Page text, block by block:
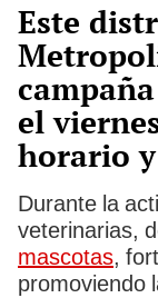
Este
el
horario
Durante la
veterinarias,
mascotas,
promoviendo